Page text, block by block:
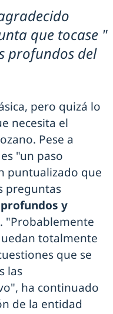
que tocase "
profundos del
pero quizá lo
necesita el
Pese a
"un paso
puntualizado que
preguntas
y
. "Probablemente
totalmente
que se
las
ha continuado
de la entidad